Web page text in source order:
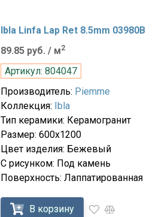
Ibla Linfa Lap Ret 8.5mm 03980B
89.85 руб. / м2
Артикул: 804047
Производитель: Piemme
Коллекция:
Ibla
Тип керамики: Керамогранит
Размер: 600x1200
Цвет изделия: Бежевый
С рисунком: Под камень
Поверхность: Лаппатированная
В корзину